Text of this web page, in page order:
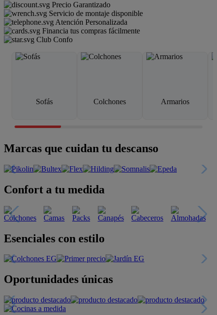
Precio Garantizado
Servicio de montaje disponible
Atención Personalizada
Financia tus compras fácilmente
Club Confo
Sofás Colchones Armarios
Marcas que cuidan tu descanso
Confort a tu medida
Esenciales con estilo
Oportunidades únicas